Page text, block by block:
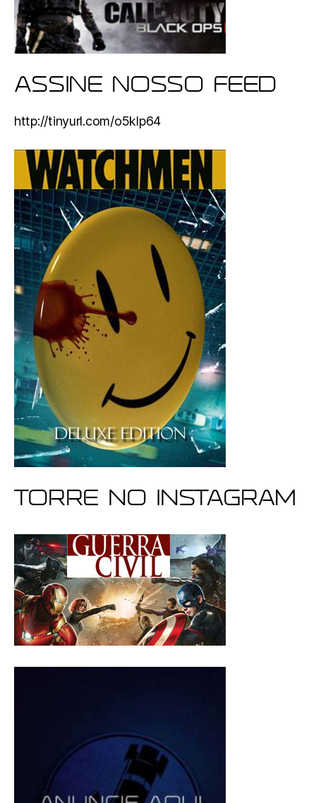
ASSINE NOSSO FEED
http://tinyurl.com/o5klp64
Torre no Instagram